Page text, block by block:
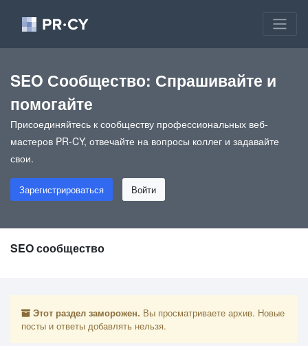
SEO Сообщество: Спрашивайте и
помогайте
Присоединяйтесь к сообществу профессиональных веб-
мастеров PR-CY, отвечайте на вопросы коллег и задавайте
свои.
Зарегистрироваться Войти
SEO сообщество
Этот раздел заморожен. Вы просматриваете архив. Новые
посты и ответы добавлять нельзя.